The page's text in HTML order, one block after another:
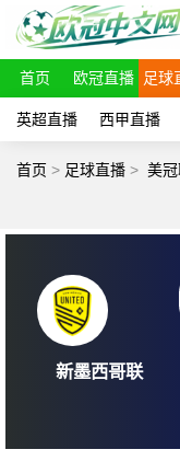
首页 欧冠直播 足球
英超直播 西甲直播
首页 > 足球直播 > 美
新墨西哥联